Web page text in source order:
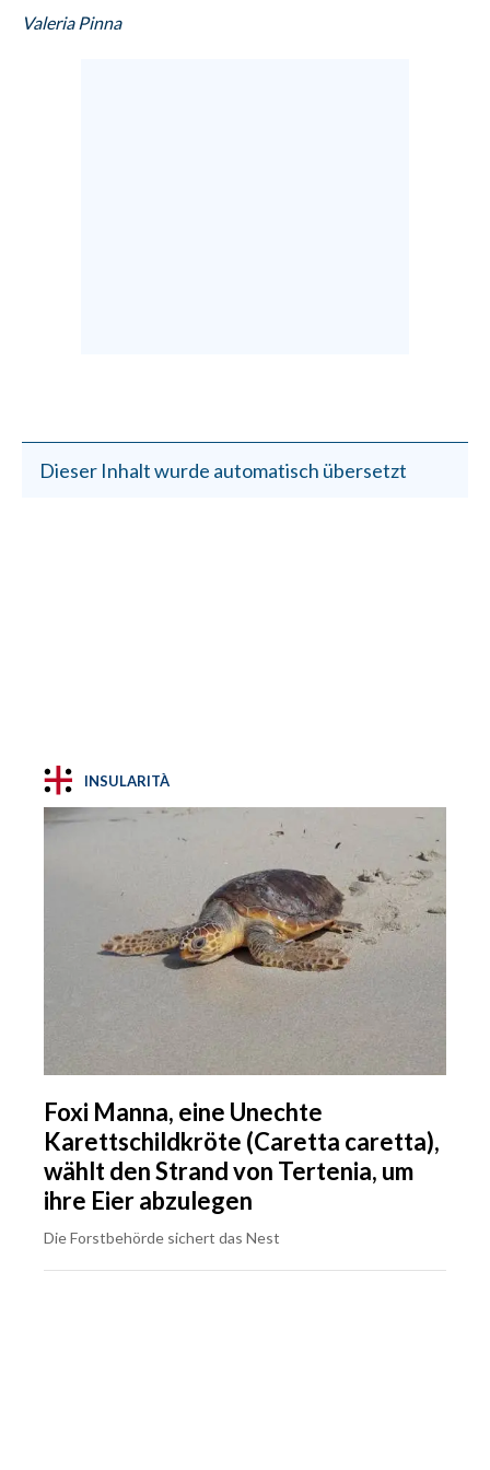
Valeria Pinna
Dieser Inhalt wurde automatisch übersetzt
INSULARITÀ
Foxi Manna, eine Unechte
Karettschildkröte (Caretta caretta),
wählt den Strand von Tertenia, um
ihre Eier abzulegen
Die Forstbehörde sichert das Nest